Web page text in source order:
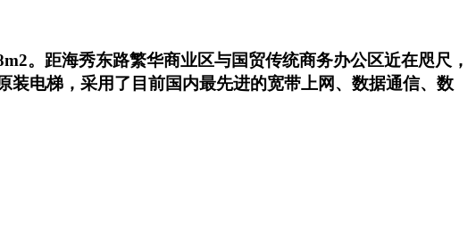
。距海秀东路繁华商业区与国贸传统商务办公区近在咫尺，
电梯，采用了目前国内最先进的宽带上网、数据通信、数